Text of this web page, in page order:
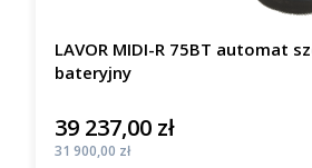
LAVOR MIDI-R 75BT automat
bateryjny
Cena
39 237,00 zł
Cena
31 900,00 zł